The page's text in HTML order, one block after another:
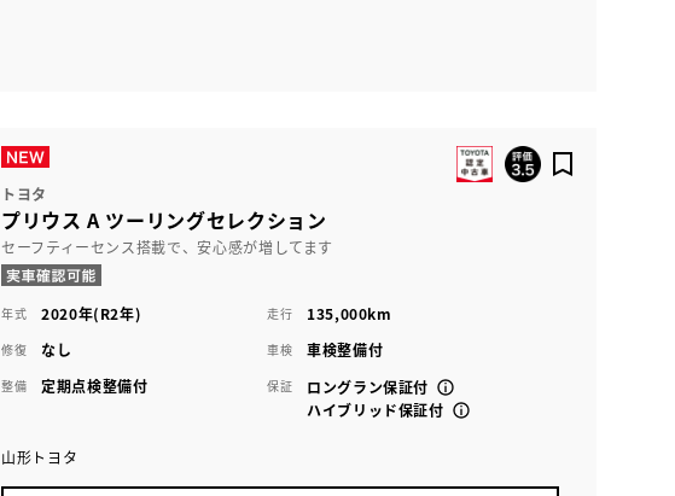
トヨタ
プリウス A ツーリングセレクション
セーフティーセンス搭載で、安心感が増してます
年式 2020年(R2年) 走行 135,000km
修復 なし 車検 車検整備付
整備 定期点検整備付 保証
ロングラン保証付
ハイブリッド保証付
山形トヨタ